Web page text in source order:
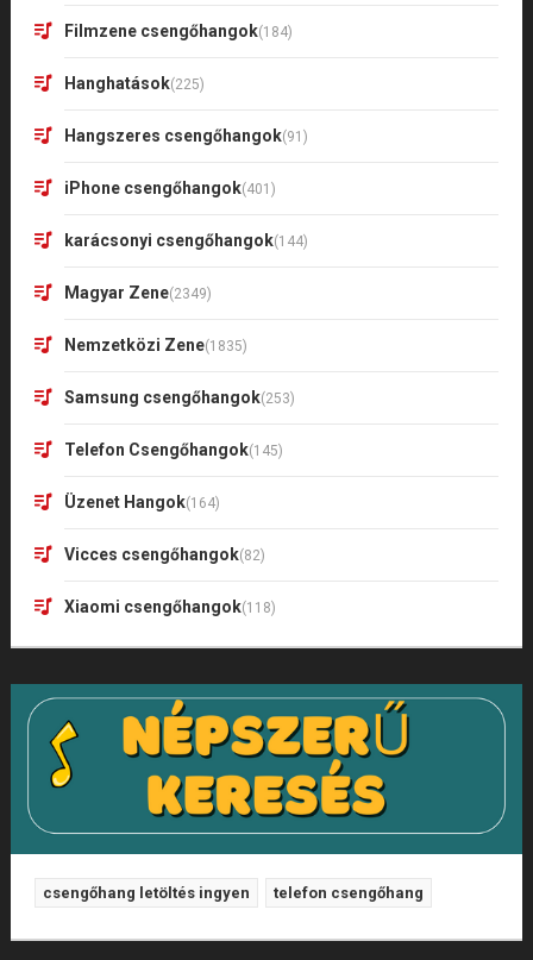
Filmzene csengőhangok(184)
Hanghatások(225)
Hangszeres csengőhangok(91)
iPhone csengőhangok(401)
karácsonyi csengőhangok(144)
Magyar Zene(2349)
Nemzetközi Zene(1835)
Samsung csengőhangok(253)
Telefon Csengőhangok(145)
Üzenet Hangok(164)
Vicces csengőhangok(82)
Xiaomi csengőhangok(118)
csengőhang letöltés ingyen telefon csengőhang